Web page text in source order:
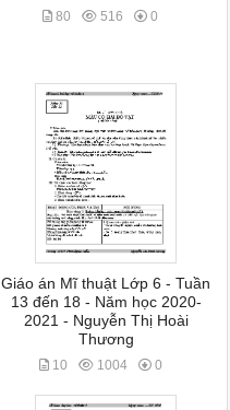
80 516 0
Giáo án Mĩ thuật Lớp 6 - Tuần
13 đến 18 - Năm học 2020-
2021 - Nguyễn Thị Hoài
Thương
10 1004 0